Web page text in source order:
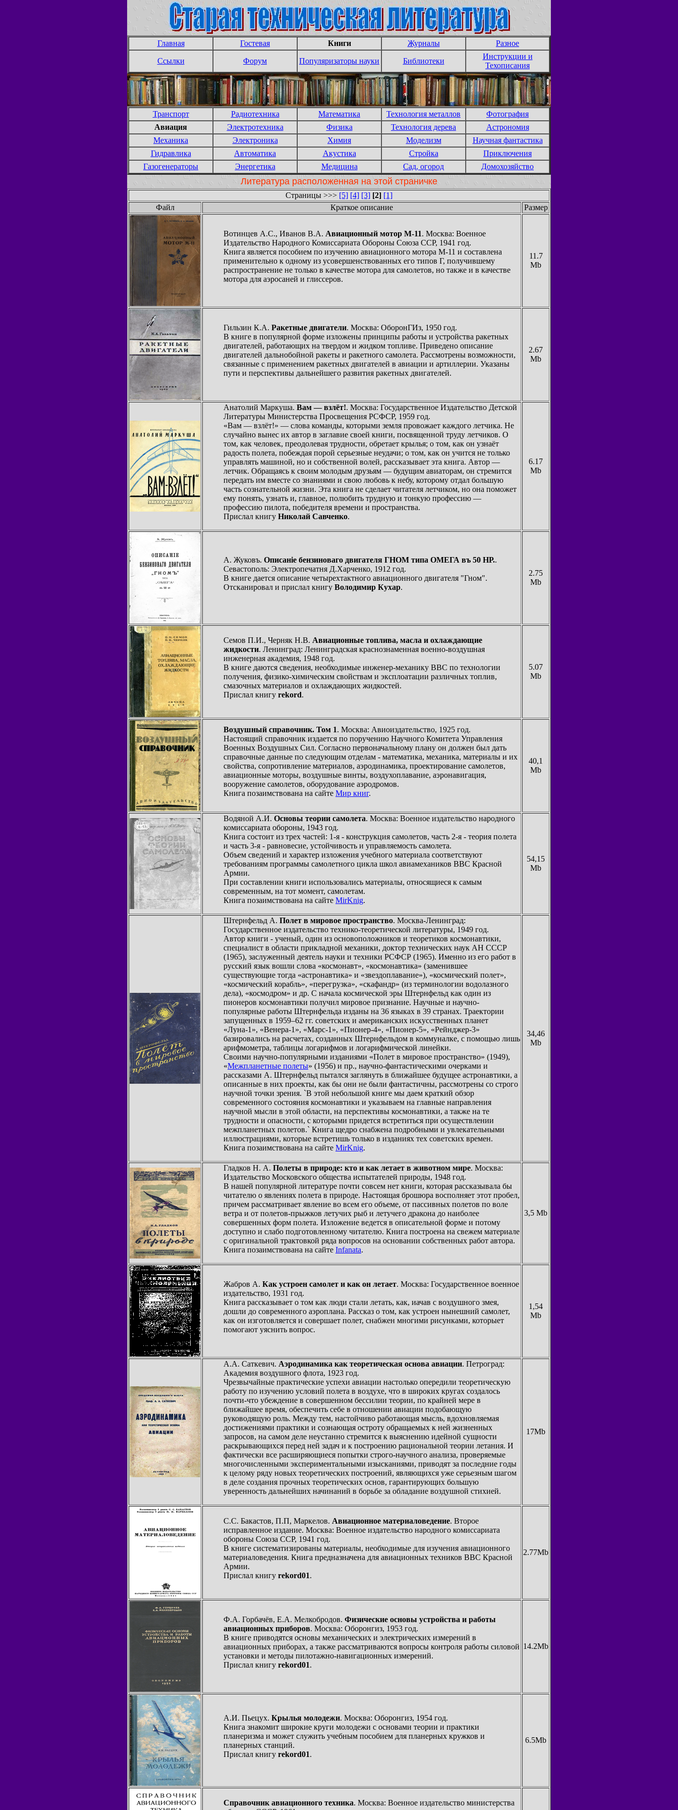
Главная Гостевая Книги Журналы Разное
Ссылки Форум Популяризаторы науки Библиотеки
Инструкции и
Техописания
Транспорт Радиотехника Математика Технология металлов
Фотография
Авиация
Электротехника Физика Технология дерева
Астрономия
Механика
Электроника Химия Моделизм
Научная фантастика
Гидравлика
Автоматика Акустика Стройка
Приключения
Газогенераторы
Энергетика Медицина Сад, огород Домохозяйство
Литература расположенная на этой страничке
Страницы >>> [5] [4] [3] [2] [1]
Файл
Краткое описание Размер
Вотинцев А.С., Иванов В.А. Авиационный мотор М-11. Москва: Военное
Издательство Народного Комиссариата Обороны Союза ССР, 1941 год.
Книга является пособием по изучению авиационного мотора М-11 и составлена
применительно к одному из усовершенствованных его типов Г, получившему
распространение не только в качестве мотора для самолетов, но также и в качестве
мотора для аэросаней и глиссеров.
11.7
Mb
Гильзин К.А. Ракетные двигатели. Москва: ОборонГИз, 1950 год.
В книге в популярной форме изложены принципы работы и устройства ракетных
двигателей, работающих на твердом и жидком топливе. Приведено описание
двигателей дальнобойной ракеты и ракетного самолета. Рассмотрены возможности,
связанные с применением ракетных двигателей в авиации и артиллерии. Указаны
пути и перспективы дальнейшего развития ракетных двигателей.
2.67
Mb
Анатолий Маркуша. Вам — взлёт!. Москва: Государственное Издательство Детской
Литературы Министерства Просвещения РСФСР, 1959 год.
«Вам — взлёт!» — слова команды, которыми земля провожает каждого летчика. Не
случайно вынес их автор в заглавие своей книги, посвященной труду летчиков. О
том, как человек, преодолевая трудности, обретает крылья; о том, как он узнаёт
радость полета, побеждая порой серьезные неудачи; о том, как он учится не только
управлять машиной, но и собственной волей, рассказывает эта книга. Автор —
летчик. Обращаясь к своим молодым друзьям — будущим авиаторам, он стремится
передать им вместе со знаниями и свою любовь к небу, которому отдал большую
часть сознательной жизни. Эта книга не сделает читателя летчиком, но она поможет
ему понять, узнать и, главное, полюбить трудную и тонкую профессию —
профессию пилота, победителя времени и пространства.
Прислал книгу Николай Савченко.
6.17
Mb
А. Жуковъ. Описанiе бензиноваго двигателя ГНОМ типа ОМЕГА въ 50 НР..
Севастополь: Электропечатня Д.Харченко, 1912 год.
В книге дается описание четырехтактного авиационного двигателя "Гном".
Отсканировал и прислал книгу Володимир Кухар.
2.75
Mb
Семов П.И., Черняк Н.В. Авиационные топлива, масла и охлаждающие
жидкости. Ленинград: Ленинградская краснознаменная военно-воздушная
инженерная академия, 1948 год.
В книге даются сведения, необходимые инженер-механику ВВС по технологии
получения, физико-химическим свойствам и эксплоатации различных топлив,
смазочных материалов и охлаждающих жидкостей.
Прислал книгу rekord.
5.07
Mb
Воздушный справочник. Том 1. Москва: Авиоиздательство, 1925 год.
Настоящий справочник издается по поручению Научного Комитета Управления
Военных Воздушных Сил. Согласно первоначальному плану он должен был дать
справочные данные по следующим отделам - математика, механика, материалы и их
свойства, сопротивление материалов, аэродинамика, проектирование самолетов,
авиационные моторы, воздушные винты, воздухоплавание, аэронавигация,
вооружение самолетов, оборудование аэродромов.
Книга позаимствована на сайте Мир книг.
40,1
Mb
Водяной А.И. Основы теории самолета. Москва: Военное издательство народного
комиссариата обороны, 1943 год.
Книга состоит из трех частей: 1-я - конструкция самолетов, часть 2-я - теория полета
и часть 3-я - равновесие, устойчивость и управляемость самолета.
Объем сведений и характер изложения учебного материала соответствуют
требованиям программы самолетного цикла школ авиамехаников ВВС Красной
Армии.
При составлении книги использовались материалы, относящиеся к самым
современным, на тот момент, самолетам.
Книга позаимствована на сайте MirKnig.
54,15
Mb
Штернфельд А. Полет в мировое пространство. Москва-Ленинград:
Государственное издательство технико-теоретической литературы, 1949 год.
Автор книги - ученый, один из основоположников и теоретиков космонавтики,
специалист в области прикладной механики, доктор технических наук АН СССР
(1965), заслуженный деятель науки и техники РСФСР (1965). Именно из его работ в
русский язык вошли слова «космонавт», «космонавтика» (заменившее
существующие тогда «астронавтика» и «звездоплавание»), «космический полет»,
«космический корабль», «перегрузка», «скафандр» (из терминологии водолазного
дела), «космодром» и др. С начала космической эры Штернфельд как один из
пионеров космонавтики получил мировое признание. Научные и научно-
популярные работы Штернфельда изданы на 36 языках в 39 странах. Траектории
запущенных в 1959–62 гг. советских и американских искусственных планет
«Луна-1», «Венера-1», «Марс-1», «Пионер-4», «Пионер-5», «Рейнджер-3»
базировались на расчетах, созданных Штернфельдом в коммуналке, с помощью лишь
арифмометра, таблицы логарифмов и логарифмической линейки.
Своими научно-популярными изданиями «Полет в мировое пространство» (1949),
«Межпланетные полеты» (1956) и пр., научно-фантастическими очерками и
рассказами А. Штернфельд пытался заглянуть в ближайшее будущее астронавтики, а
описанные в них проекты, как бы они не были фантастичны, рассмотрены со строго
научной точки зрения. `В этой небольшой книге мы даем краткий обзор
современного состояния космонавтики и указываем на главные направления
научной мысли в этой области, на перспективы космонавтики, а также на те
трудности и опасности, с которыми придется встретиться при осуществлении
межпланетных полетов.` Книга щедро снабжена подробными и увлекательными
иллюстрациями, которые встретишь только в изданиях тех советских времен.
Книга позаимствована на сайте MirKnig.
34,46
Mb
Гладков Н. А. Полеты в природе: кто и как летает в животном мире. Москва:
Издательство Московского общества испытателей природы, 1948 год.
В нашей популярной литературе почти совсем нет книги, которая рассказывала бы
читателю о явлениях полета в природе. Настоящая брошюра восполняет этот пробел,
причем рассматривает явление во всем его объеме, от пассивных полетов по воле
ветра и от полетов-прыжков летучих рыб и летучего дракона до наиболее
совершенных форм полета. Изложение ведется в описательной форме и потому
доступно и слабо подготовленному читателю. Книга построена на свежем материале
с оригинальной трактовкой ряда вопросов на основании собственных работ автора.
Книга позаимствована на сайте Infanata.
3,5 Mb
Жабров А. Как устроен самолет и как он летает. Москва: Государственное военное
издательство, 1931 год.
Книга рассказывает о том как люди стали летать, как, иачав с воздушного змея,
дошли до современного аэроплана. Рассказ о том, как устроен нынешний самолет,
как он изготовляется и совершает полет, снабжен многими рисунками, которыет
помогают уяснить вопрос.
1,54
Mb
А.А. Саткевич. Аэродинамика как теоретическая основа авиации. Петроград:
Академия воздушного флота, 1923 год.
Чрезвычайные практические успехи авиации настолько опередили теоретическую
работу по изучению условий полета в воздухе, что в широких кругах создалось
почти-что убеждение в совершенном бессилии теории, по крайней мере в
ближайшее время, обеспечить себе в отношении авиации подобающую
руководящую роль. Между тем, настойчиво работающая мысль, вдохновляемая
достижениями практики и сознающая остроту обращаемых к ней жизненных
запросов, на самом деле неустанно стремится к выяснению идейной сущности
раскрывающихся перед ней задач и к построению рациональной теории летания. И
фактически все расширяющиеся попытки строго-научного анализа, проверяемые
многочисленными экспериментальными изысканиями, приводят за последние годы
к целому ряду новых теоретических построений, являющихся уже серьезным шагом
в деле создания прочных теоретических основ, гарантирующих большую
уверенность дальнейших начинаний в борьбе за обладание воздушной стихией.
17Mb
С.С. Бакастов, П.П, Маркелов. Авиационное материаловедение. Второе
исправленное издание. Москва: Военное издательство народного комиссариата
обороны Союза ССР, 1941 год.
В книге систематизированы материалы, необходимые для изучения авиационного
материаловедения. Книга предназначена для авиационных техников ВВС Красной
Армии.
Прислал книгу rekord01.
2.77Mb
Ф.А. Горбачёв, Е.А. Мелкобродов. Физические основы устройства и работы
авиационных приборов. Москва: Оборонгиз, 1953 год.
В книге приводятся основы механических и электрических измерений в
авиационных приборах, а также рассматриваются вопросы контроля работы силовой
установки и методы пилотажно-навигационных измерений.
Прислал книгу rekord01.
14.2Mb
А.И. Пьецух. Крылья молодежи. Москва: Оборонгиз, 1954 год.
Книга знакомит широкие круги молодежи с основами теории и практики
планеризма и может служить учебным пособием для планерных кружков и
планерных станций.
Прислал книгу rekord01.
6.5Mb
Справочник авиационного техника. Москва: Военное издательство министерства